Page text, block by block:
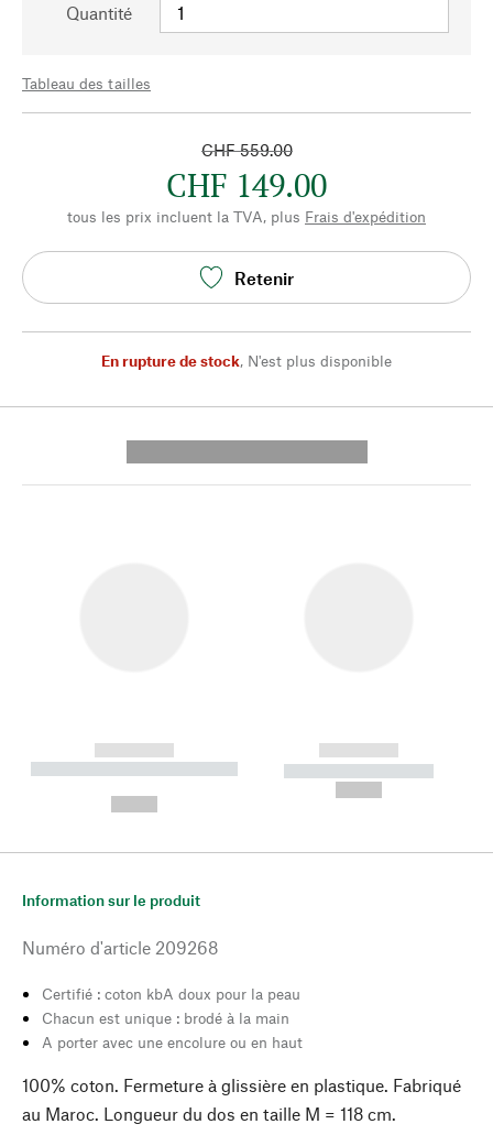
Quantité
Tableau des tailles
CHF 559.00
CHF 149.00
tous les prix incluent la TVA, plus Frais d'expédition
Retenir
En rupture de stock, N'est plus disponible
------------
----------- ----------- --------
------------
----------- -----------
Information sur le produit
Numéro d'article 209268
Certifié : coton kbA doux pour la peau
Chacun est unique : brodé à la main
A porter avec une encolure ou en haut
100% coton. Fermeture à glissière en plastique. Fabriqué
au Maroc. Longueur du dos en taille M = 118 cm.